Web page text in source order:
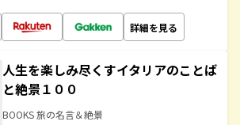
詳細を見る
人生を楽しみ尽くすイタリアのことば
と絶景１００
BOOKS 旅の名言＆絶景